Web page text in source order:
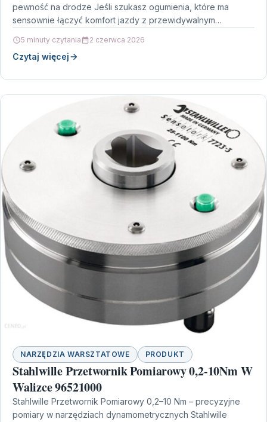
pewność na drodze Jeśli szukasz ogumienia, które ma
sensownie łączyć komfort jazdy z przewidywalnym
5 minuty czytania 2 czerwca 2026
Czytaj więcej
NARZĘDZIA WARSZTATOWE PRODUKT
Stahlwille Przetwornik Pomiarowy 0,2-10Nm W
Walizce 96521000
Stahlwille Przetwornik Pomiarowy 0,2–10 Nm – precyzyjne
pomiary w narzędziach dynamometrycznych Stahlwille